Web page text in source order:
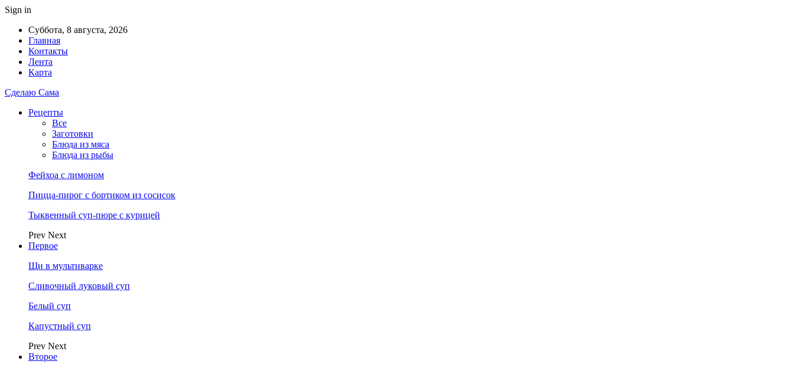
Sign in
Суббота, 8 августа, 2026
Главная
Контакты
Лента
Карта
Сделаю Сама
Рецепты
Все
Заготовки
Блюда из мяса
Блюда из рыбы
Фейхоа с лимоном
Пицца-пирог с бортиком из сосисок
Тыквенный суп-пюре с курицей
Prev Next
Первое
Щи в мультиварке
Сливочный луковый суп
Белый суп
Капустный суп
Prev Next
Второе